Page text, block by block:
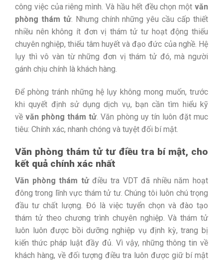
công việc của riêng mình. Và hầu hết đều chọn một văn
phòng thám tử. Nhưng chính những yêu cầu cấp thiết
nhiều nên không ít đơn vị thám tử tư hoạt động thiếu
chuyên nghiệp, thiếu tâm huyết và đạo đức của nghề. Hệ
lụy thì vô vàn từ những đơn vị thám tử đó, mà người
gánh chịu chính là khách hàng.
Để phòng tránh những hệ lụy không mong muốn, trước
khi quyết định sử dụng dịch vụ, bạn cần tìm hiểu kỹ
vềvăn phòng thám tử. Văn phòng uy tín luôn đặt muc
tiêu: Chính xác, nhanh chóng và tuyệt đối bí mật.
Văn phòng thám tử tư điều tra bí mật, cho
kết quả chính xác nhất
Văn phòng thám tửđiều tra VDT đã nhiều năm hoạt
đông trong lĩnh vực thám tử tư. Chúng tôi luôn chú trọng
đầu tư chất lượng. Đó là việc tuyển chọn và đào tạo
thám tử theo chương trình chuyên nghiệp. Và thám tử
luôn luôn được bồi dưỡng nghiệp vụ định kỳ, trang bị
kiến thức pháp luật đầy đủ. Vì vậy, những thông tin về
khách hàng, về đối tượng điều tra luôn được giữ bí mật